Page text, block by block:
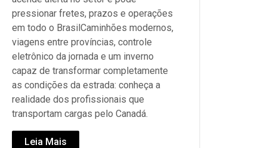
pressionar fretes, prazos e operações
em todo o BrasilCaminhões modernos,
viagens entre províncias, controle
eletrônico da jornada e um inverno
capaz de transformar completamente
as condições da estrada: conheça a
realidade dos profissionais que
transportam cargas pelo Canadá.
Leia Mais